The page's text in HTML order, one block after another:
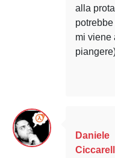
alla
mi viene
Daniele